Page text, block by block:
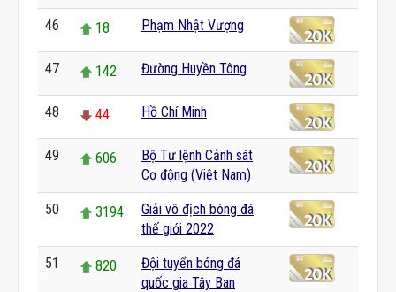
46 18 Phạm Nhật Vượng
47 142 Đường Huyền Tông
48 44 Hồ Chí Minh
49 606
Bộ Tư lệnh Cảnh sát
Cơ động (Việt Nam)
50 3194
Giải vô địch bóng đá
thế giới 2022
51 820
Đội tuyển bóng đá
quốc gia Tây Ban